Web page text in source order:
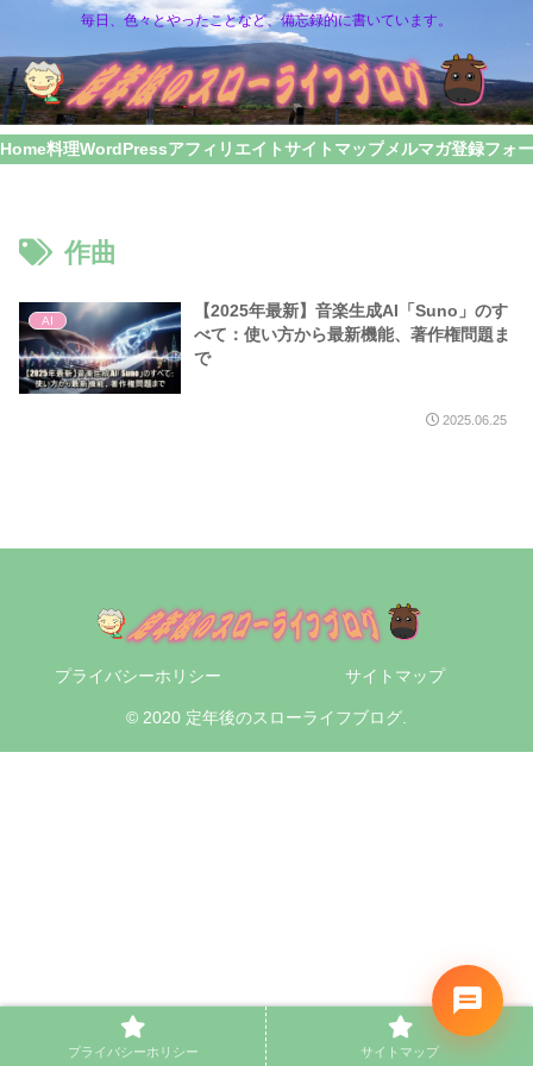
毎日、色々とやったことなど、備忘録的に書いています。
Home料理WordPressアフィリエイトサイトマップメルマガ登録フォ
作曲
AI
【2025年最新】音楽生成AI「Suno」のす
べて：使い方から最新機能、著作権問題ま
で
2025.06.25
プライバシーホリシー サイトマップ
© 2020 定年後のスローライフブログ.
プライバシーホリシー サイトマップ